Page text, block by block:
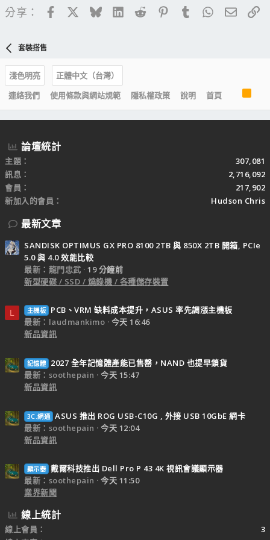
分享： FacebookBlueskyLinkedIn
Reddit PinterestTumblrWhatsApp
電子
套裝搭售
淺色明亮
正體中文（台灣）
連絡我們
使用條款與網站規範 隱私權政策 說明 首頁
S
論壇統計
主題
307,081
訊息
2,716,092
會員
217,902
新加入的會員
Hudson Chris
最新文章
SANDISK OPTIMUS GX PRO 8100 2TB 與 850X 2TB 開箱, PCIe
5.0 與 4.0 效能比較
最新：龍門忠武
19 分鐘前
新型硬碟 / SSD / 燒錄機 / 各種儲存裝置
L 主機板
PCB、VRM 缺料成本提升，ASUS 率先調漲主機板
最新：laudmankimo
今天 16:46
新品資訊
記憶體
2027 全年記憶體產能已售罄，NAND 也提早鎖貨
最新：soothepain
今天 15:47
新品資訊
3C.網通 ASUS 推出 ROG USB-C10G , 外接 USB 10GbE 網卡
最新：soothepain
今天 12:04
新品資訊
顯示器 戴爾科技推出 Dell Pro P 43 4K 視訊會議顯示器
最新：soothepain
今天 11:50
業界新聞
線上統計
線上會員
3